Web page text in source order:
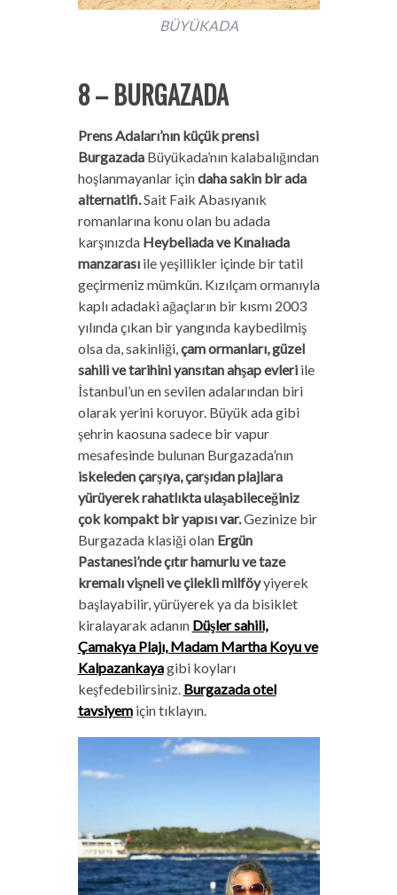
BÜYÜKADA
8 – BURGAZADA
Prens Adaları’nın küçük prensi
BurgazadaBüyükada’nın kalabalığından
hoşlanmayanlar içindaha sakin bir ada
alternatifi.Sait Faik Abasıyanık
romanlarına konu olan bu adada
karşınızda Heybeliada ve Kınalıada
manzarasıile yeşillikler içinde bir tatil
geçirmeniz mümkün. Kızılçam ormanıyla
kaplı adadaki ağaçların bir kısmı 2003
yılında çıkan bir yangında kaybedilmiş
olsa da, sakinliği,çam ormanları, güzel
sahili ve tarihini yansıtan ahşap evleriile
İstanbul’un en sevilen adalarından biri
olarak yerini koruyor. Büyük ada gibi
şehrin kaosuna sadece bir vapur
mesafesinde bulunan Burgazada’nın
iskeleden çarşıya, çarşıdan plajlara
yürüyerek rahatlıkta ulaşabileceğiniz
çok kompakt bir yapısı var.Gezinize bir
Burgazada klasiği olanErgün
Pastanesi’nde çıtır hamurlu ve taze
kremalı vişneli ve çilekli milföyyiyerek
başlayabilir, yürüyerek ya da bisiklet
kiralayarak adanın Düşler sahili,
Çamakya Plajı, Madam Martha Koyu ve
Kalpazankayagibi koyları
keşfedebilirsiniz. Burgazada otel
tavsiyemiçin tıklayın.